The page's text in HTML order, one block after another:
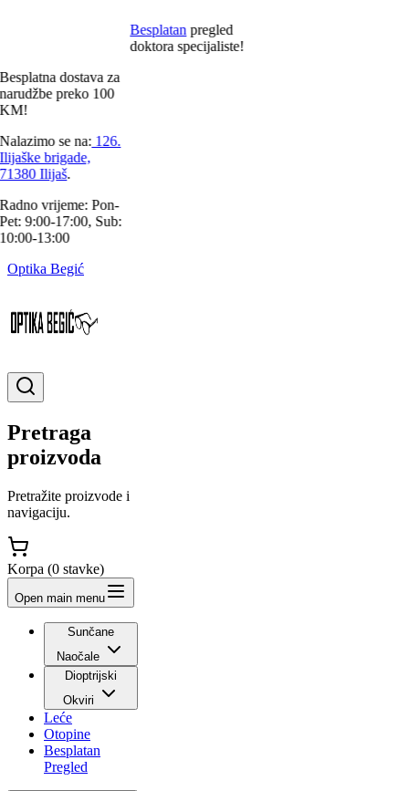
Besplatan pregled
doktora specijaliste!
dostava za
preko 100
se na: 126.
brigade,
Ilijaš.
vrijeme: Pon-
9:00-17:00, Sub:
13:00
Optika Begić
Pretraga
proizvoda
Pretražite proizvode i
navigaciju.
Korpa (0 stavke)
Open main menu
Sunčane
Naočale
Dioptrijski
Okviri
Leće
Otopine
Besplatan
Pregled